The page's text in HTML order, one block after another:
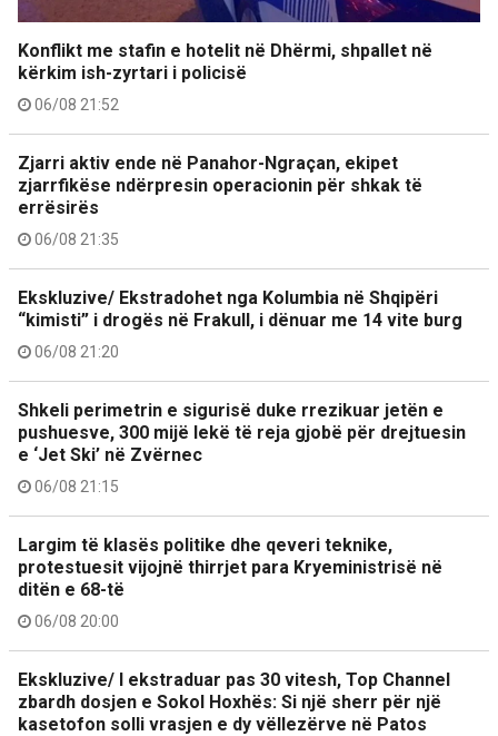
Konflikt me stafin e hotelit në Dhërmi, shpallet në
kërkim ish-zyrtari i policisë
06/08 21:52
Zjarri aktiv ende në Panahor-Ngraçan, ekipet
zjarrfikëse ndërpresin operacionin për shkak të
errësirës
06/08 21:35
Ekskluzive/ Ekstradohet nga Kolumbia në Shqipëri
“kimisti” i drogës në Frakull, i dënuar me 14 vite burg
06/08 21:20
Shkeli perimetrin e sigurisë duke rrezikuar jetën e
pushuesve, 300 mijë lekë të reja gjobë për drejtuesin
e ‘Jet Ski’ në Zvërnec
06/08 21:15
Largim të klasës politike dhe qeveri teknike,
protestuesit vijojnë thirrjet para Kryeministrisë në
ditën e 68-të
06/08 20:00
Ekskluzive/ I ekstraduar pas 30 vitesh, Top Channel
zbardh dosjen e Sokol Hoxhës: Si një sherr për një
kasetofon solli vrasjen e dy vëllezërve në Patos